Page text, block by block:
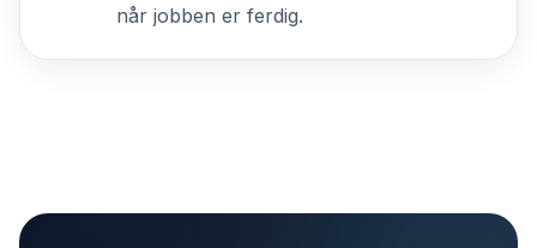
når jobben er ferdig.